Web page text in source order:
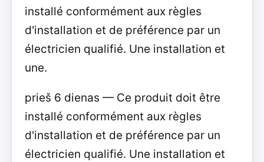
installé conformément aux règles
d'installation et de préférence par un
électricien qualifié. Une installation et
une.
prieš 6 dienas — Ce produit doit être
installé conformément aux règles
d'installation et de préférence par un
électricien qualifié. Une installation et